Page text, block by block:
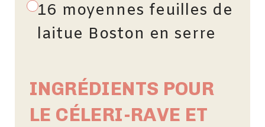
16 moyennes feuilles de
laitue Boston en serre
INGRÉDIENTS POUR
LE CÉLERI-RAVE ET